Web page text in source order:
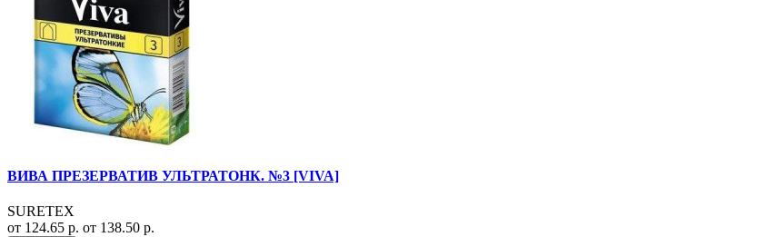
ВИВА ПРЕЗЕРВАТИВ УЛЬТРАТОНК. №3 [VIVA]
SURETEX
от 124.65 р. от 138.50 р.